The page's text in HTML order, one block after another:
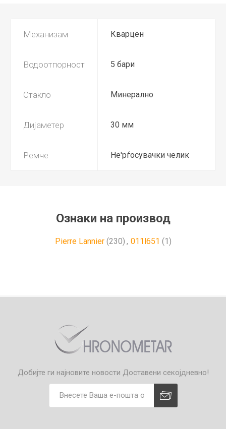
Механизам Кварцен
Водоотпорност 5 бари
Стакло Минерално
Дијаметер 30 мм
Ремче Не'рѓосувачки челик
Ознаки на производ
Pierre Lannier (230) , 011l651 (1)
Добијте ги најновите новости Доставени секојдневно!